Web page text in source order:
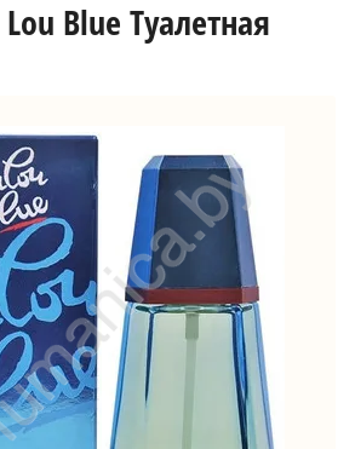
Blue Туалетная